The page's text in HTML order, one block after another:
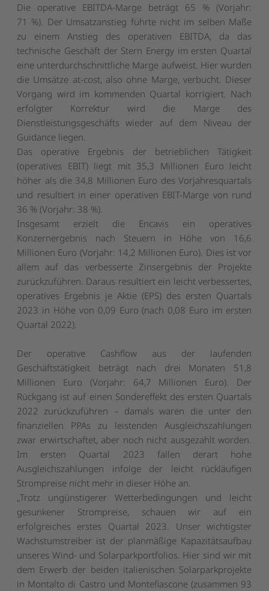
Die operative EBITDA-Marge beträgt 65 % (Vorjahr:
71 %). Der Umsatzanstieg führte nicht im selben Maße
zu einem Anstieg des operativen EBITDA, da das
technische Geschäft der Stern Energy im ersten Quartal
eine unterdurchschnittliche Marge aufweist. Hier wurden
die Umsätze at-cost, also ohne Marge, verbucht. Dieser
Vorgang wird im kommenden Quartal korrigiert. Nach
erfolgter Korrektur wird die Marge des
Dienstleistungsgeschäfts wieder auf dem Niveau der
Guidance liegen.
Das operative Ergebnis der betrieblichen Tätigkeit
(operatives EBIT) liegt mit 35,3 Millionen Euro leicht
höher als die 34,8 Millionen Euro des Vorjahresquartals
und resultiert in einer operativen EBIT-Marge von rund
36 % (Vorjahr: 38 %).
Insgesamt erzielt die Encavis ein operatives
Konzernergebnis nach Steuern in Höhe von 16,6
Millionen Euro (Vorjahr: 14,2 Millionen Euro). Dies ist vor
allem auf das verbesserte Zinsergebnis der Projekte
zurückzuführen. Daraus resultiert ein leicht verbessertes,
operatives Ergebnis je Aktie (EPS) des ersten Quartals
2023 in Höhe von 0,09 Euro (nach 0,08 Euro im ersten
Quartal 2022).
Der operative Cashflow aus der laufenden
Geschäftstätigkeit beträgt nach drei Monaten 51,8
Millionen Euro (Vorjahr: 64,7 Millionen Euro). Der
Rückgang ist auf einen Sondereffekt des ersten Quartals
2022 zurückzuführen – damals waren die unter den
finanziellen PPAs zu leistenden Ausgleichszahlungen
zwar erwirtschaftet, aber noch nicht ausgezahlt worden.
Im ersten Quartal 2023 fallen derart hohe
Ausgleichszahlungen infolge der leicht rückläufigen
Strompreise nicht mehr in dieser Höhe an.
„Trotz ungünstigerer Wetterbedingungen und leicht
gesunkener Strompreise, schauen wir auf ein
erfolgreiches erstes Quartal 2023. Unser wichtigster
Wachstumstreiber ist der planmäßige Kapazitätsaufbau
unseres Wind- und Solarparkportfolios. Hier sind wir mit
dem Erwerb der beiden italienischen Solarparkprojekte
in Montalto di Castro und Montefiascone (zusammen 93